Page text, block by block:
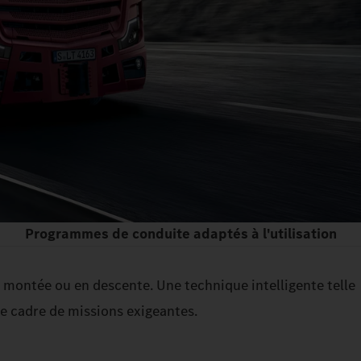
Programmes de conduite adaptés à l'utilisation
ou en descente. Une technique intelligente telle
de missions exigeantes.